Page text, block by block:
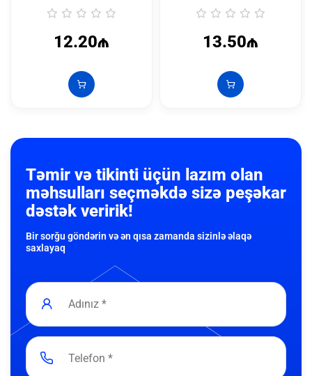
12.20₼ 13.50₼
Təmir və tikinti üçün lazım olan
məhsulları seçməkdə sizə peşəkar
dəstək veririk!
Bir sorğu göndərin və ən qısa zamanda sizinlə əlaqə
saxlayaq